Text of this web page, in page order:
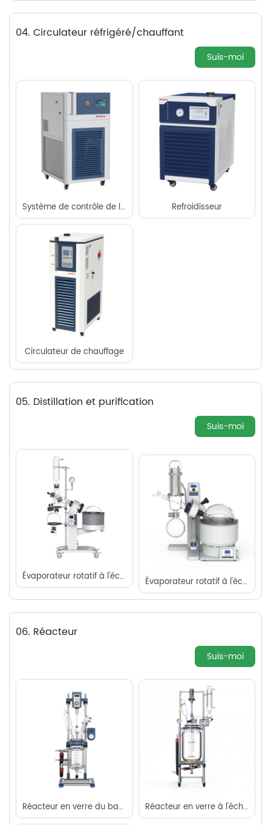
04. Circulateur réfrigéré/chauffant
Suis-moi
Système de contrôle de la température dynamique Refroidisseur
Circulateur de chauffage
05. Distillation et purification
Suis-moi
Évaporateur rotatif à l'échelle pilote Évaporateur rotatif à l'échelle de laboratoire
06. Réacteur
Suis-moi
Réacteur en verre du banctop Réacteur en verre à l'échelle pilote